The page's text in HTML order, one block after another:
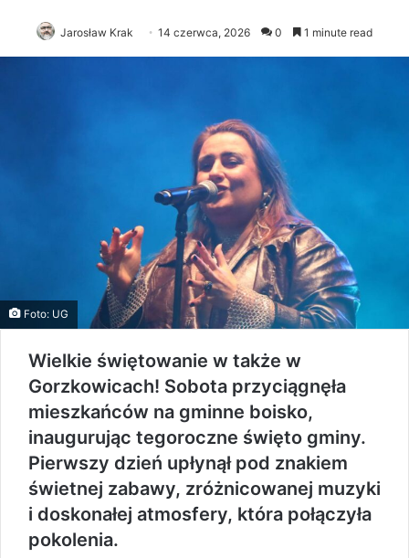
Jarosław Krak 14 czerwca, 2026 0 1 minute read
Foto: UG
Wielkie świętowanie w także w
Gorzkowicach! Sobota przyciągnęła
mieszkańców na gminne boisko,
inaugurując tegoroczne święto gminy.
Pierwszy dzień upłynął pod znakiem
świetnej zabawy, zróżnicowanej muzyki
i doskonałej atmosfery, która połączyła
pokolenia.